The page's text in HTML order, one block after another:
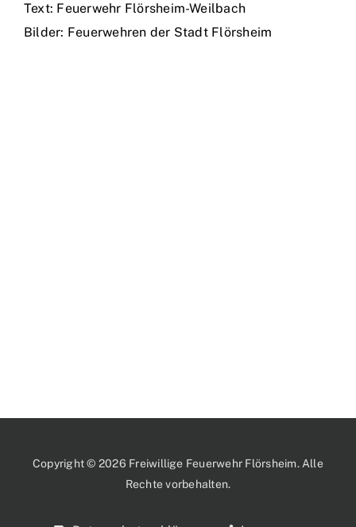
Text: Feuerwehr Flörsheim-Weilbach
Bilder: Feuerwehren der Stadt Flörsheim
Copyright © 2026 Freiwillige Feuerwehr Flörsheim. Alle
Rechte vorbehalten.